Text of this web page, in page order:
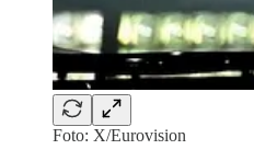
Foto: X/Eurovision